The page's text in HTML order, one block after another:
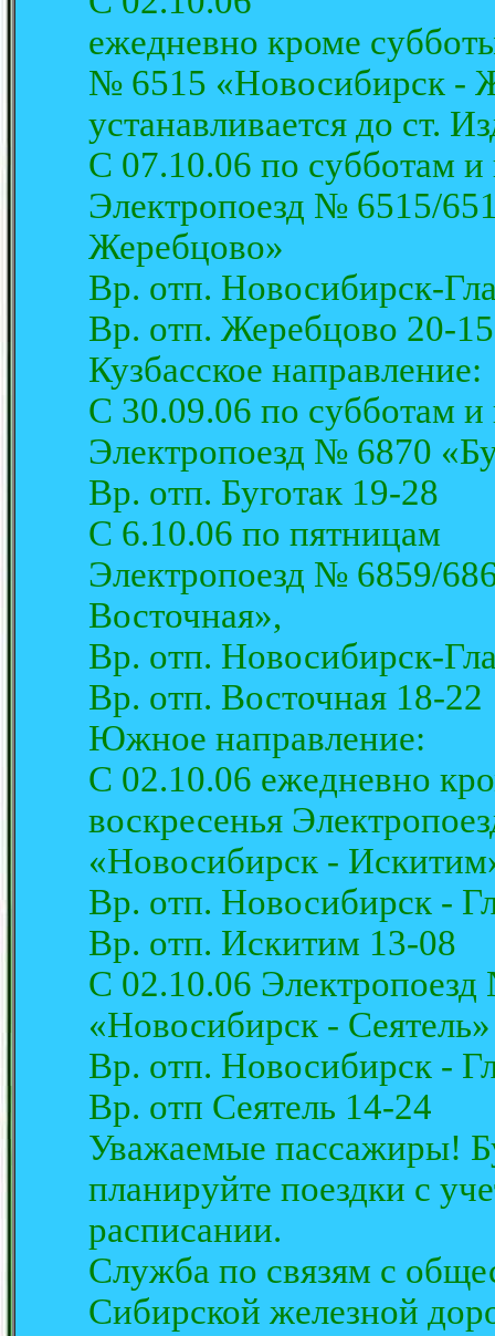
ежедневно кроме
№ 6515 «Новосибирск -
устанавливается до ст.
С 07.10.06 по субботам и
Электропоезд № 6515/
Жеребцово»
Вр. отп. Новосибирск-
Вр. отп. Жеребцово 20-15
Кузбасское направление:
С 30.09.06 по субботам и
Электропоезд № 6870
Вр. отп. Буготак 19-28
С 6.10.06 по пятницам
Электропоезд № 6859/
Восточная»,
Вр. отп. Новосибирск-
Вр. отп. Восточная 18-22
Южное направление:
С 02.10.06 ежедневно
воскресенья
«Новосибирск -
Вр. отп. Новосибирск -
Вр. отп. Искитим 13-08
С 02.10.06
«Новосибирск - Сеятель»
Вр. отп. Новосибирск -
Вр. отп Сеятель 14-24
Уважаемые пассажиры!
планируйте поездки с
расписании.
Служба по связям с
Сибирской железной